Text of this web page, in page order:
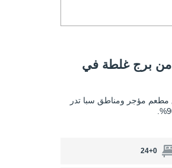
فندق مكون من 24 غرفة بالقرب من برج غلطة في بيوغلو اسطنبول 1
بالقرب من برج غلطة في
في بيوغلو في بيرا 24 غرفة مع مطعم مؤجر ومناطق سبا تدر
24+0